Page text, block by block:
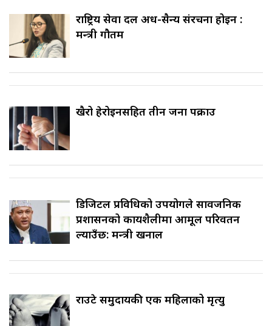
राष्ट्रिय सेवा दल अर्ध-सैन्य संरचना होइन :
मन्त्री गौतम
खैरो हेरोइनसहित तीन जना पक्राउ
डिजिटल प्रविधिको उपयोगले सार्वजनिक
प्रशासनको कार्यशैलीमा आमूल परिवर्तन
ल्याउँछ: मन्त्री खनाल
राउटे समुदायकी एक महिलाको मृत्यु